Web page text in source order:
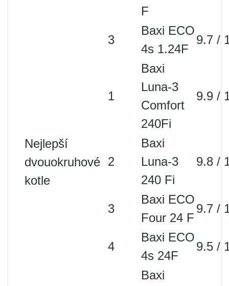
F
3
Baxi ECO
4s 1.24F
9.7 /
Nejlepší
dvouokruhové
kotle
1
Baxi
Luna-3
Comfort
240Fi
9.9 /
2
Baxi
Luna-3
240 Fi
9.8 /
3
Baxi ECO
Four 24 F
9.7 /
4
Baxi ECO
4s 24F
9.5 /
Baxi